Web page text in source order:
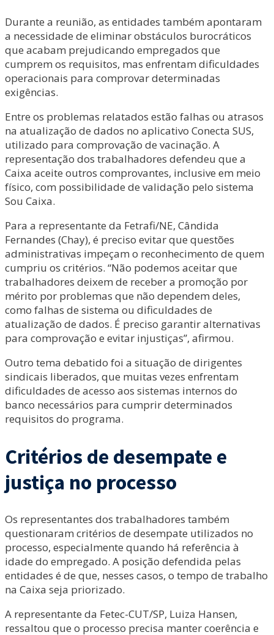
Durante a reunião, as entidades também apontaram
a necessidade de eliminar obstáculos burocráticos
que acabam prejudicando empregados que
cumprem os requisitos, mas enfrentam dificuldades
operacionais para comprovar determinadas
exigências.
Entre os problemas relatados estão falhas ou atrasos
na atualização de dados no aplicativo Conecta SUS,
utilizado para comprovação de vacinação. A
representação dos trabalhadores defendeu que a
Caixa aceite outros comprovantes, inclusive em meio
físico, com possibilidade de validação pelo sistema
Sou Caixa.
Para a representante da Fetrafi/NE, Cândida
Fernandes (Chay), é preciso evitar que questões
administrativas impeçam o reconhecimento de quem
cumpriu os critérios. “Não podemos aceitar que
trabalhadores deixem de receber a promoção por
mérito por problemas que não dependem deles,
como falhas de sistema ou dificuldades de
atualização de dados. É preciso garantir alternativas
para comprovação e evitar injustiças”, afirmou.
Outro tema debatido foi a situação de dirigentes
sindicais liberados, que muitas vezes enfrentam
dificuldades de acesso aos sistemas internos do
banco necessários para cumprir determinados
requisitos do programa.
Critérios de desempate e
justiça no processo
Os representantes dos trabalhadores também
questionaram critérios de desempate utilizados no
processo, especialmente quando há referência à
idade do empregado. A posição defendida pelas
entidades é de que, nesses casos, o tempo de trabalho
na Caixa seja priorizado.
A representante da Fetec-CUT/SP, Luiza Hansen,
ressaltou que o processo precisa manter coerência e